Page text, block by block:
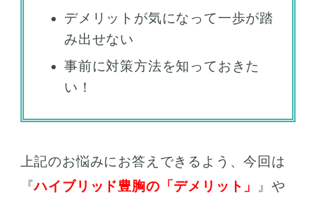
デメリットが気になって一歩が踏
み出せない
事前に対策方法を知っておきた
い！
上記のお悩みにお答えできるよう、今回は
『ハイブリッド豊胸の「デメリット」
』や